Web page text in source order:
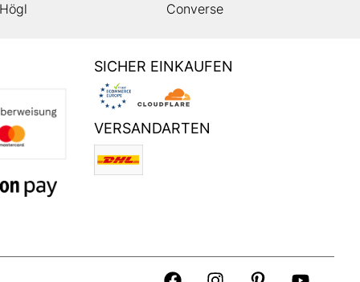
Converse
SICHER EINKAUFEN
VERSANDARTEN